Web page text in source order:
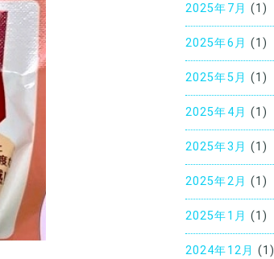
2025年7月 (1)
2025年6月 (1)
2025年5月 (1)
2025年4月 (1)
2025年3月 (1)
2025年2月 (1)
2025年1月 (1)
2024年12月 (1)